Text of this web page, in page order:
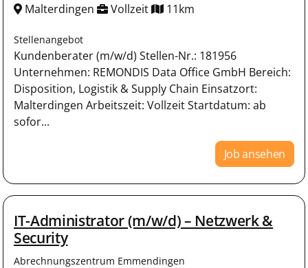
Malterdingen Vollzeit 11km
Stellenangebot
Kundenberater (m/w/d) Stellen-Nr.: 181956
Unternehmen: REMONDIS Data Office GmbH Bereich:
Disposition, Logistik & Supply Chain Einsatzort:
Malterdingen Arbeitszeit: Vollzeit Startdatum: ab
sofor...
Job ansehen
IT-Administrator (m/w/d) – Netzwerk &
Security
Abrechnungszentrum Emmendingen